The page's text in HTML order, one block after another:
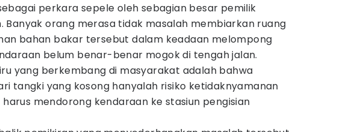
perkara sepele oleh sebagian besar pemilik
Banyak orang merasa tidak masalah membiarkan ruang
bahan bakar tersebut dalam keadaan melompong
belum benar-benar mogok di tengah jalan.
yang berkembang di masyarakat adalah bahwa
tangki yang kosong hanyalah risiko ketidaknyamanan
mendorong kendaraan ke stasiun pengisian